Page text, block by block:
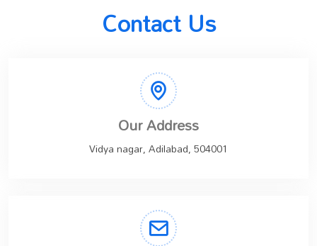
Contact Us
Our Address
Vidya nagar, Adilabad, 504001